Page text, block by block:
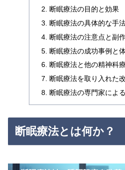
断眠療法の目的と効果
断眠療法の具体的な手
断眠療法の注意点と副
断眠療法の成功事例と
断眠療法と他の精神科
断眠療法を取り入れた
断眠療法の専門家によ
断眠療法とは何か？